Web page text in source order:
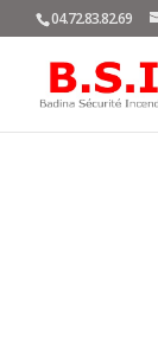
04.72.83.82.69